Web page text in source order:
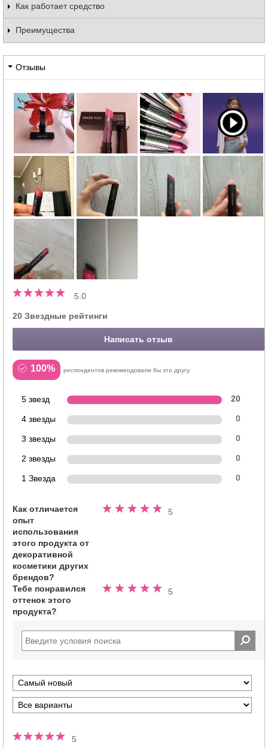
Как работает средство
Преимущества
Отзывы
5.0
20 Звездные рейтинги
Написать отзыв
100% респондентов рекомендовали бы это другу.
5 звезд 20
4 звезды 0
3 звезды 0
2 звезды 0
1 Звезда 0
Как отличается
опыт
использования
этого продукта от
декоративной
косметики других
брендов?
5
Номинальный
Тебе понравился
оттенок этого
продукта?
5
Номинальный
5
звезд
5